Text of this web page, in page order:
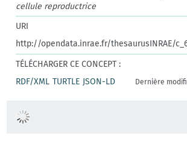
cellule reproductrice
URI
http://opendata.inrae.fr/thesaurusINRAE/
TÉLÉCHARGER CE CONCEPT :
RDF/XML TURTLE JSON-LD Dernière